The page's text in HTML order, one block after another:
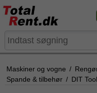
Maskiner og vogne /
Spande & tilbehør / DIT